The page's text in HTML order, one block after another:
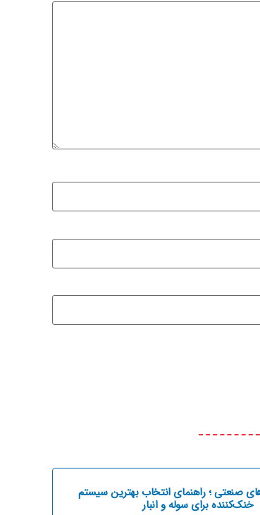
صنعتی ؛ راهنمای انتخاب بهترین سیستم
خنک‌کننده برای سوله و انبار